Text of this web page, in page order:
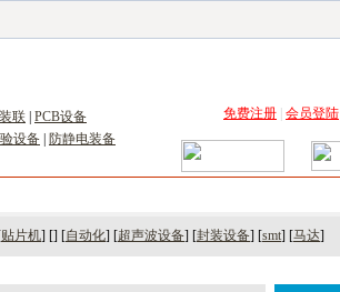
联 PCB设备
设备
防静电装备
免费注册 会员登陆
贴片机] [] [自动化] [超声波设备] [封装设备] [smt] [马达]